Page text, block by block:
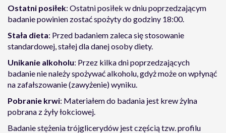
Ostatni posiłek: Ostatni posiłek w dniu poprzedzającym
badanie powinien zostać spożyty do godziny 18:00.
Stała dieta: Przed badaniem zaleca się stosowanie
standardowej, stałej dla danej osoby diety.
Unikanie alkoholu: Przez kilka dni poprzedzających
badanie nie należy spożywać alkoholu, gdyż może on wpłynąć
na zafałszowanie (zawyżenie) wyniku.
Pobranie krwi: Materiałem do badania jest krew żylna
pobrana z żyły łokciowej.
Badanie stężenia trójglicerydów jest częścią tzw. profilu